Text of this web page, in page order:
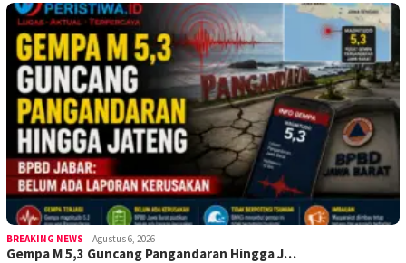
BREAKING NEWS Agustus 6, 2026
Gempa M 5,3 Guncang Pangandaran Hingga J…